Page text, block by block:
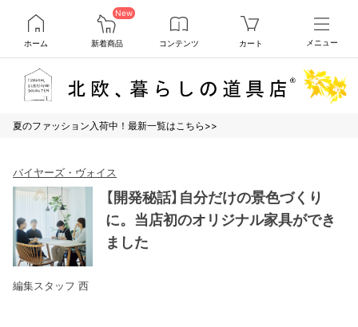
ホーム
New
新着商品 コンテンツ カート メニュー
夏のファッション入荷中！最新一覧はこちら>>
バイヤーズ・ヴォイス
【開発秘話】自分だけの景色づくり
に。当店初のオリジナル家具ができ
ました
編集スタッフ 西